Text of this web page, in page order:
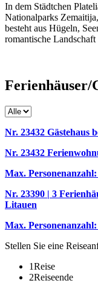
In dem Städtchen
Nationalparks
besteht aus Hügeln,
romantische
Ferienhäuser/
Nr. 23432 Gästehaus
Nr. 23432
Max.
Nr. 23390 | 3
Litauen
Max.
Stellen Sie eine
1Reise
2Reiseende